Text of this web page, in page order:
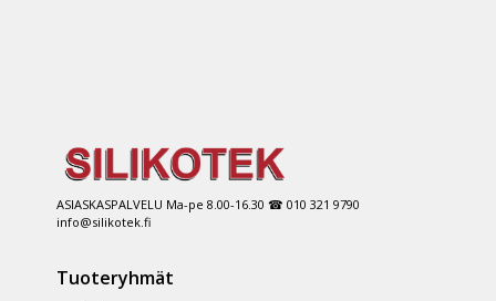
ASIASKASPALVELU Ma-pe 8.00-16.30 ☎ 010 321 9790
info@silikotek.fi
Tuoteryhmät